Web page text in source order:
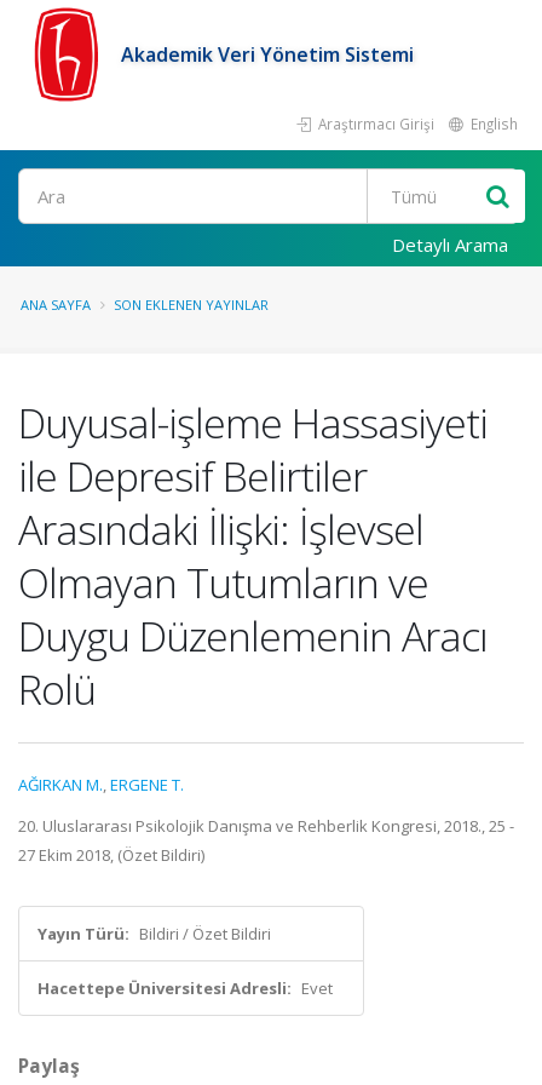
Akademik Veri Yönetim Sistemi
Araştırmacı Girişi English
Ara
Detaylı Arama
ANA SAYFA SON EKLENEN YAYINLAR
Duyusal-işleme Hassasiyeti
ile Depresif Belirtiler
Arasındaki İlişki: İşlevsel
Olmayan Tutumların ve
Duygu Düzenlemenin Aracı
Rolü
AĞIRKAN M.,ERGENE T.
20. Uluslararası Psikolojik Danışma ve Rehberlik Kongresi, 2018., 25 -
27 Ekim 2018, (Özet Bildiri)
Yayın Türü: Bildiri / Özet Bildiri
Hacettepe Üniversitesi Adresli: Evet
Paylaş